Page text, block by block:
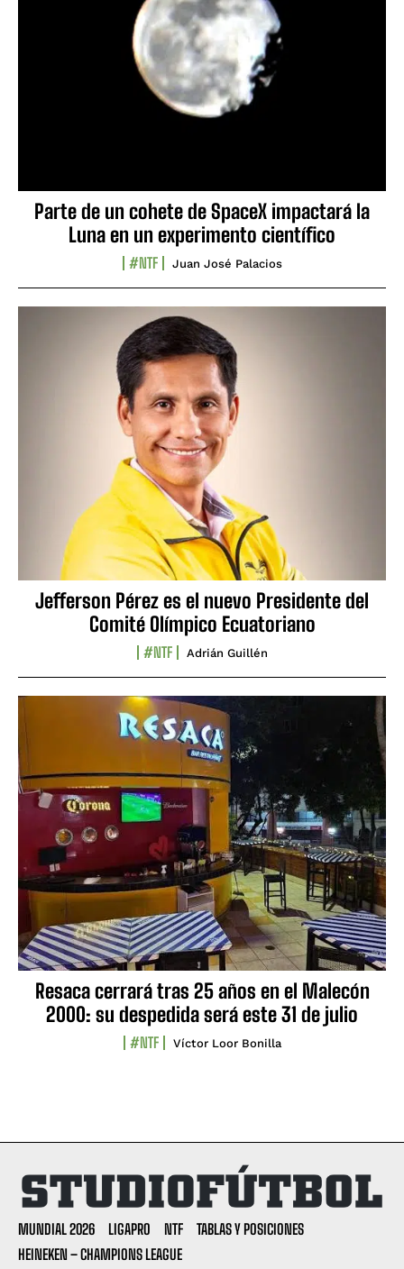
Parte de un cohete de SpaceX impactará la
Luna en un experimento científico
#NTF Juan José Palacios
Jefferson Pérez es el nuevo Presidente del
Comité Olímpico Ecuatoriano
#NTF Adrián Guillén
Resaca cerrará tras 25 años en el Malecón
2000: su despedida será este 31 de julio
#NTF Víctor Loor Bonilla
MUNDIAL 2026 LIGAPRO NTF
TABLAS Y POSICIONES
HEINEKEN – CHAMPIONS LEAGUE